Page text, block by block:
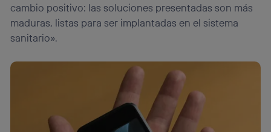
cambio positivo: las soluciones presentadas son más
maduras, listas para ser implantadas en el sistema
sanitario».